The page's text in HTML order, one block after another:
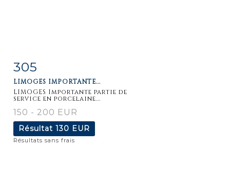
Fiche
détaillée
305
LIMOGES IMPORTANTE...
LIMOGES Importante partie de
service en porcelaine...
150 - 200 EUR
Résultat 130 EUR
Résultats sans frais